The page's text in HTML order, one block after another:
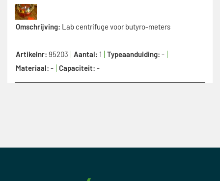
Omschrijving: Lab centrifuge voor butyro-meters
Artikelnr: 95203 Aantal: 1 Typeaanduiding: -
Materiaal: - Capaciteit: -